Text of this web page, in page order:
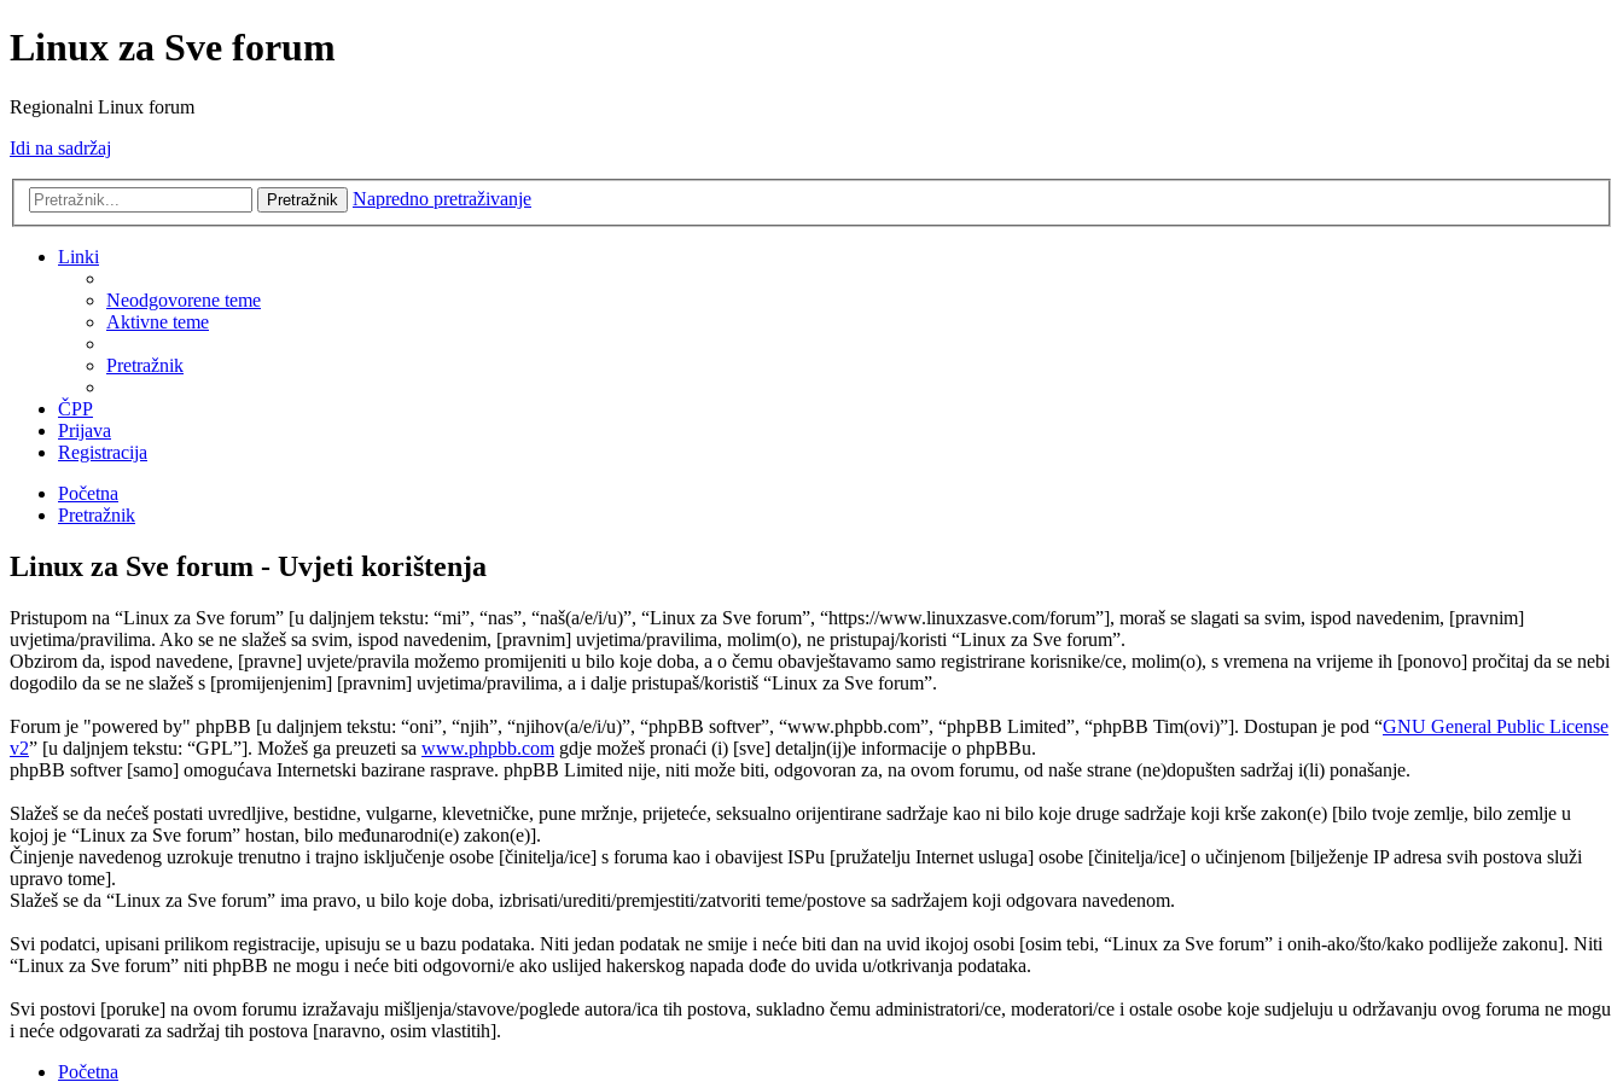
Linux za Sve forum
Regionalni Linux forum
Idi na sadržaj
Pretražnik Napredno pretraživanje
Linki
Neodgovorene teme
Aktivne teme
Pretražnik
ČPP
Prijava
Registracija
Početna
Pretražnik
Linux za Sve forum - Uvjeti korištenja
Pristupom na “Linux za Sve forum” [u daljnjem tekstu: “mi”, “nas”, “naš(a/e/i/u)”, “Linux za Sve forum”, “https://www.linuxzasve.com/forum”], moraš se slagati sa svim, ispod navedenim, [pravnim]
uvjetima/pravilima. Ako se ne slažeš sa svim, ispod navedenim, [pravnim] uvjetima/pravilima, molim(o), ne pristupaj/koristi “Linux za Sve forum”.
Obzirom da, ispod navedene, [pravne] uvjete/pravila možemo promijeniti u bilo koje doba, a o čemu obavještavamo samo registrirane korisnike/ce, molim(o), s vremena na vrijeme ih [ponovo] pročitaj da se nebi
dogodilo da se ne slažeš s [promijenjenim] [pravnim] uvjetima/pravilima, a i dalje pristupaš/koristiš “Linux za Sve forum”.
Forum je "powered by" phpBB [u daljnjem tekstu: “oni”, “njih”, “njihov(a/e/i/u)”, “phpBB softver”, “www.phpbb.com”, “phpBB Limited”, “phpBB Tim(ovi)”]. Dostupan je pod “GNU General Public License
v2” [u daljnjem tekstu: “GPL”]. Možeš ga preuzeti sa www.phpbb.com gdje možeš pronaći (i) [sve] detaljn(ij)e informacije o phpBBu.
phpBB softver [samo] omogućava Internetski bazirane rasprave. phpBB Limited nije, niti može biti, odgovoran za, na ovom forumu, od naše strane (ne)dopušten sadržaj i(li) ponašanje.
Slažeš se da nećeš postati uvredljive, bestidne, vulgarne, klevetničke, pune mržnje, prijeteće, seksualno orijentirane sadržaje kao ni bilo koje druge sadržaje koji krše zakon(e) [bilo tvoje zemlje, bilo zemlje u
kojoj je “Linux za Sve forum” hostan, bilo međunarodni(e) zakon(e)].
Činjenje navedenog uzrokuje trenutno i trajno isključenje osobe [činitelja/ice] s foruma kao i obavijest ISPu [pružatelju Internet usluga] osobe [činitelja/ice] o učinjenom [bilježenje IP adresa svih postova služi
upravo tome].
Slažeš se da “Linux za Sve forum” ima pravo, u bilo koje doba, izbrisati/urediti/premjestiti/zatvoriti teme/postove sa sadržajem koji odgovara navedenom.
Svi podatci, upisani prilikom registracije, upisuju se u bazu podataka. Niti jedan podatak ne smije i neće biti dan na uvid ikojoj osobi [osim tebi, “Linux za Sve forum” i onih-ako/što/kako podliježe zakonu]. Niti
“Linux za Sve forum” niti phpBB ne mogu i neće biti odgovorni/e ako uslijed hakerskog napada dođe do uvida u/otkrivanja podataka.
Svi postovi [poruke] na ovom forumu izražavaju mišljenja/stavove/poglede autora/ica tih postova, sukladno čemu administratori/ce, moderatori/ce i ostale osobe koje sudjeluju u održavanju ovog foruma ne mogu
i neće odgovarati za sadržaj tih postova [naravno, osim vlastitih].
Početna